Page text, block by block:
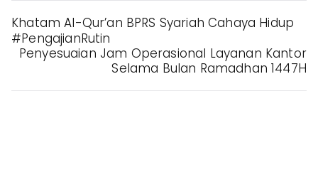
Khatam Al-Qur’an BPRS Syariah Cahaya Hidup
#PengajianRutin
Penyesuaian Jam Operasional Layanan Kantor
Selama Bulan Ramadhan 1447H